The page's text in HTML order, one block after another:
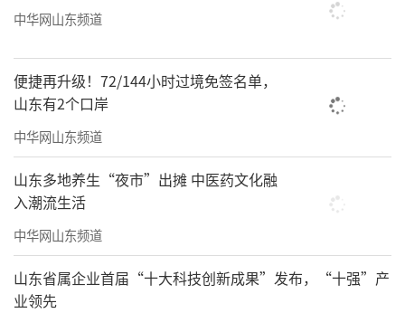
中华网山东频道
便捷再升级！72/144小时过境免签名单，
山东有2个口岸
中华网山东频道
山东多地养生“夜市”出摊 中医药文化融
入潮流生活
中华网山东频道
山东省属企业首届“十大科技创新成果”发布，“十强”产
业领先